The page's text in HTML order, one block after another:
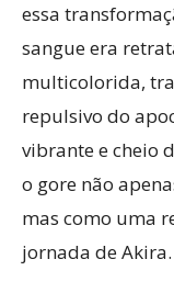
essa
sangue era
multicolorida,
repulsivo do
vibrante e cheio
o gore não
mas como uma
jornada de Akira.